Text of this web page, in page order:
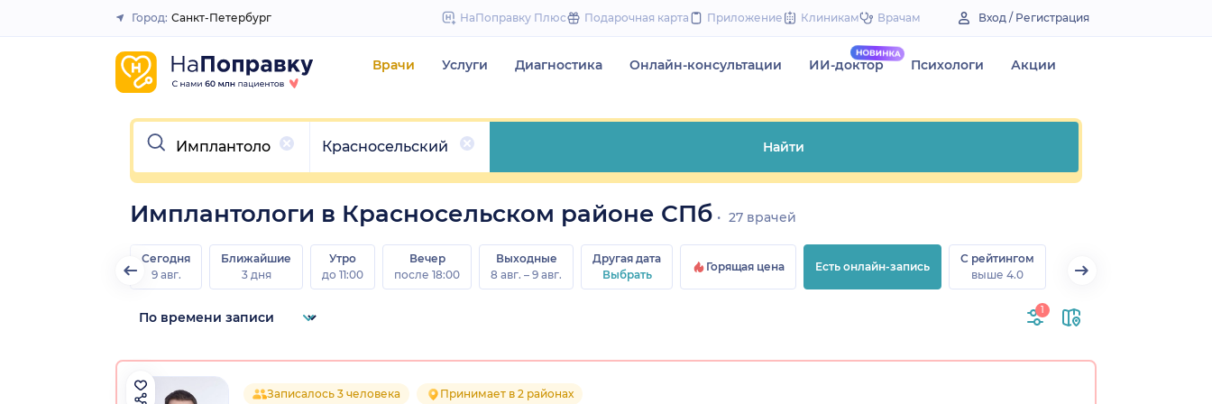
to
Закрыть
Город: Санкт-Петербург НаПоправку Плюс Подарочная карта Приложение Клиникам Врачам Вход / Регистрация
Врачи Услуги Диагностика Онлайн-консультации ИИ-доктор Психологи Акции
Очистить
Красносельский
Найти
Имплантологи в Красносельском районе СПб 27 врачей
Сегодня
9 авг.
Ближайшие
3 дня
Утро
до 11:00
Вечер
после 18:00
Выходные
8 авг. – 9 авг.
Другая дата
Выбрать
Горящая цена Есть онлайн-запись
С рейтингом
выше 4.0
1
Записалось 3 человека Принимает в 2 районах